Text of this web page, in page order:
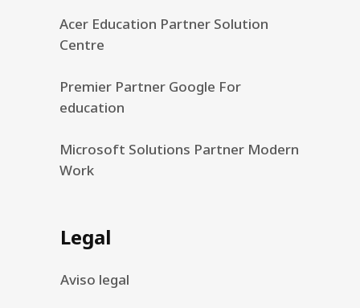
Acer Education Partner Solution
Centre
Premier Partner Google For
education
Microsoft Solutions Partner Modern
Work
Legal
Aviso legal